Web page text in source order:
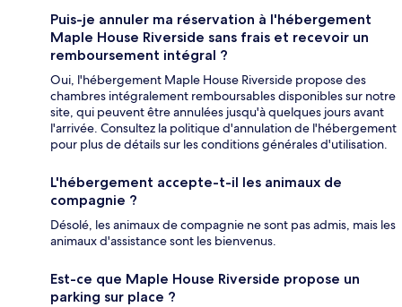
Puis-je annuler ma réservation à l'hébergement
Maple House Riverside sans frais et recevoir un
remboursement intégral ?
Oui, l'hébergement Maple House Riverside propose des
chambres intégralement remboursables disponibles sur notre
site, qui peuvent être annulées jusqu'à quelques jours avant
l'arrivée. Consultez la politique d'annulation de l'hébergement
pour plus de détails sur les conditions générales d'utilisation.
L'hébergement accepte-t-il les animaux de
compagnie ?
Désolé, les animaux de compagnie ne sont pas admis, mais les
animaux d'assistance sont les bienvenus.
Est-ce que Maple House Riverside propose un
parking sur place ?